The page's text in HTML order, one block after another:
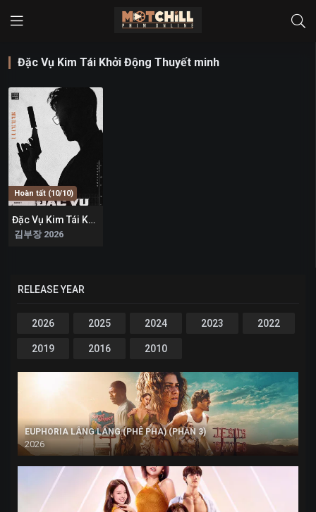
Đặc Vụ Kim Tái Khởi Động Thuyết minh
Hoàn tất (10/10)
8.5
Đặc Vụ Kim Tái Khởi Động
김부장 2026
RELEASE YEAR
2026 2025 2024 2023 2022
2019 2016 2010
EUPHORIA LÂNG LÂNG (PHÊ PHA) (PHẦN 3)
2026